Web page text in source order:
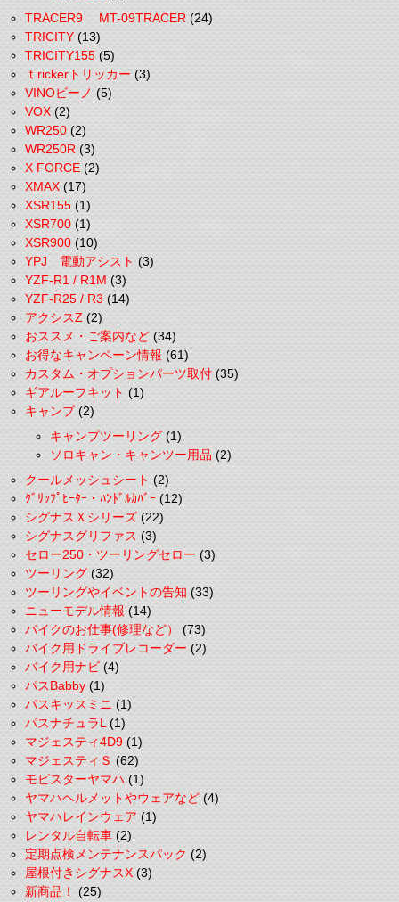
TRACER9 MT-09TRACER(24)
TRICITY(13)
TRICITY155(5)
ｔrickerトリッカー(3)
VINOビーノ(5)
VOX(2)
WR250(2)
WR250R(3)
X FORCE(2)
XMAX(17)
XSR155(1)
XSR700(1)
XSR900(10)
YPJ 電動アシスト(3)
YZF-R1 / R1M(3)
YZF-R25 / R3(14)
アクシスZ(2)
おススメ・ご案内など(34)
お得なキャンペーン情報(61)
カスタム・オプションパーツ取付(35)
ギアルーフキット(1)
キャンプ(2)
キャンプツーリング(1)
ソロキャン・キャンツー用品(2)
クールメッシュシート(2)
ｸﾞﾘｯﾌﾟﾋｰﾀｰ・ﾊﾝﾄﾞﾙｶﾊﾞｰ(12)
シグナスＸシリーズ(22)
シグナスグリファス(3)
セロー250・ツーリングセロー(3)
ツーリング(32)
ツーリングやイベントの告知(33)
ニューモデル情報(14)
バイクのお仕事(修理など）(73)
バイク用ドライブレコーダー(2)
バイク用ナビ(4)
パスBabby(1)
パスキッスミニ(1)
パスナチュラL(1)
マジェスティ4D9(1)
マジェスティＳ(62)
モビスターヤマハ(1)
ヤマハヘルメットやウェアなど(4)
ヤマハレインウェア(1)
レンタル自転車(2)
定期点検メンテナンスパック(2)
屋根付きシグナスX(3)
新商品！(25)